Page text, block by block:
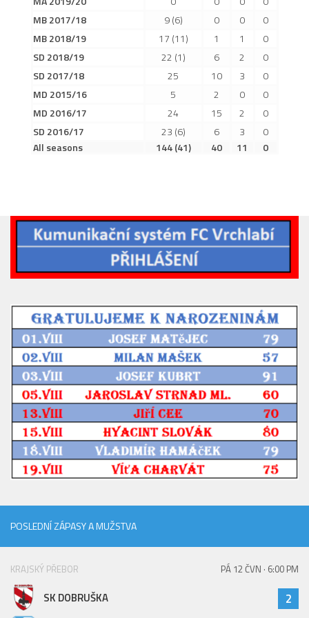
2019/20
2017/18
2014/15
2015/16
2016/17
Vzkazy
Hráči
Realizační tým
Zápasy MB 2024/25
2023/24
2022/23
2019/20
2018/19
Tabulka
St. dorost
Ml. dorost
MB 2017/18
9(6) 0 0
0
MB 2018/19
17 (11) 1 1
0
SD 2018/19
22 (1) 6 2
0
SD 2017/18
25 10 3
0
MD 2015/16
5 2 0
0
MD 2016/17
24 15 2
0
SD 2016/17
23 (6) 6 3
0
All seasons
144(41) 40 11 0
POSLEDNÍ ZÁPASY A MUŽSTVA
KRAJSKÝ PŘEBOR PÁ 12 ČVN · 6:00 PM
SK DOBRUŠKA 2